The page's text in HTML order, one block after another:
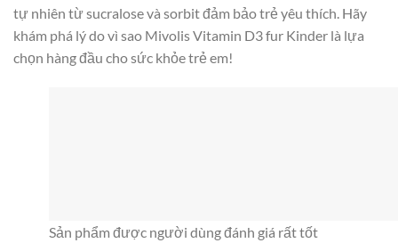
tự nhiên từ sucralose và sorbit đảm bảo trẻ yêu thích. Hãy
khám phá lý do vì sao Mivolis Vitamin D3 fur Kinder là lựa
chọn hàng đầu cho sức khỏe trẻ em!
Sản phẩm được người dùng đánh giá rất tốt